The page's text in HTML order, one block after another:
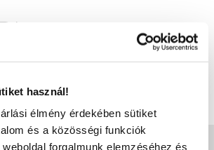
használ!
élmény érdekében sütiket
és a közösségi funkciók
forgalmunk elemzéséhez és
P.Shine